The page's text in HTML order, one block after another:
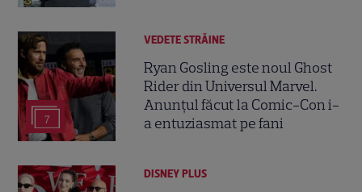
7
VEDETE STRĂINE
Ryan Gosling este noul Ghost
Rider din Universul Marvel.
Anunțul făcut la Comic-Con i-
a entuziasmat pe fani
DISNEY PLUS